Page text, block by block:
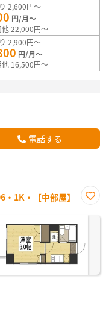
2,600円～
円/月～
22,000円～
2,900円～
円/月～
16,500円～
電話する
1K・【中部屋】
に入